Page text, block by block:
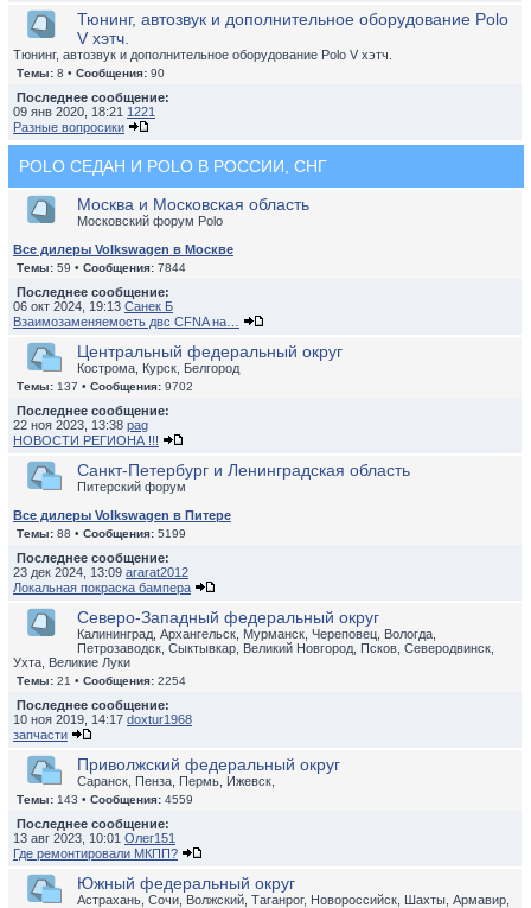
Тюнинг, автозвук и дополнительное оборудование Polo
V хэтч.
Тюнинг, автозвук и дополнительное оборудование Polo V хэтч.
Темы: 8 • Сообщения: 90
Последнее сообщение:
09 янв 2020, 18:21 1221
Разные вопросики
POLO СЕДАН И POLO В РОССИИ, СНГ
Москва и Московская область
Московский форум Polo
Все дилеры Volkswagen в Москве
Темы: 59 • Сообщения: 7844
Последнее сообщение:
06 окт 2024, 19:13 Санек Б
Взаимозаменяемость двс CFNA на…
Центральный федеральный округ
Кострома, Курск, Белгород
Темы: 137 • Сообщения: 9702
Последнее сообщение:
22 ноя 2023, 13:38 pag
НОВОСТИ РЕГИОНА !!!
Санкт-Петербург и Ленинградская область
Питерский форум
Все дилеры Volkswagen в Питере
Темы: 88 • Сообщения: 5199
Последнее сообщение:
23 дек 2024, 13:09 ararat2012
Локальная покраска бампера
Северо-Западный федеральный округ
Калининград, Архангельск, Мурманск, Череповец, Вологда,
Петрозаводск, Сыктывкар, Великий Новгород, Псков, Северодвинск,
Ухта, Великие Луки
Темы: 21 • Сообщения: 2254
Последнее сообщение:
10 ноя 2019, 14:17 doxtur1968
запчасти
Приволжский федеральный округ
Саранск, Пенза, Пермь, Ижевск,
Темы: 143 • Сообщения: 4559
Последнее сообщение:
13 авг 2023, 10:01 Олег151
Где ремонтировали МКПП?
Южный федеральный округ
Астрахань, Сочи, Волжский, Таганрог, Новороссийск, Шахты, Армавир,